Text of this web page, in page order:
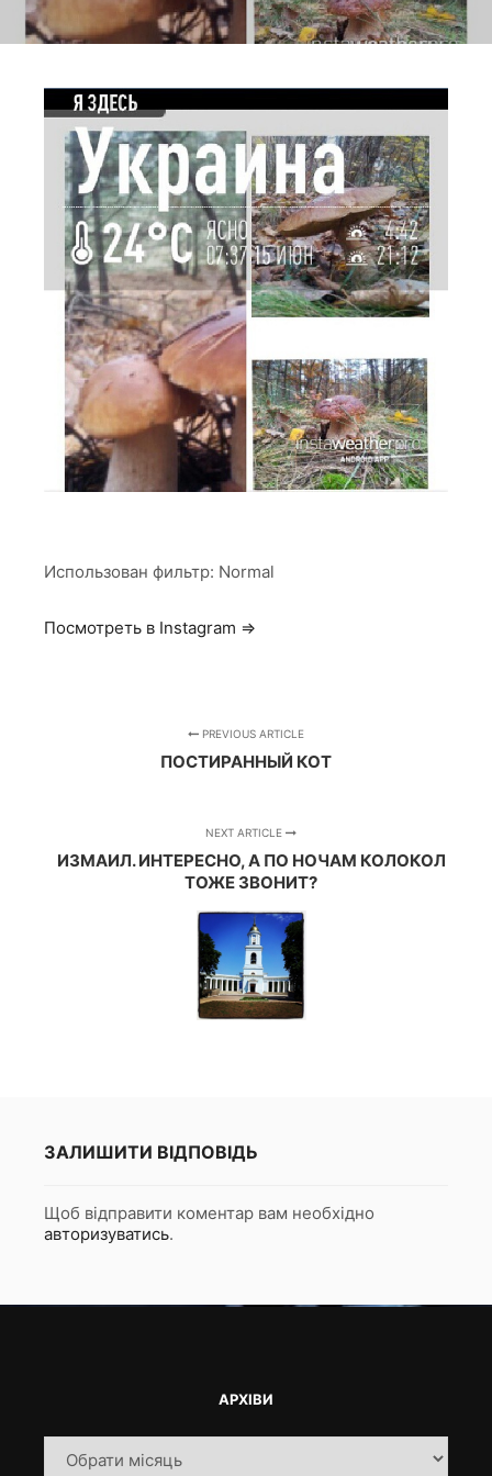
Использован фильтр: Normal
Посмотреть в Instagram ⇒
PREVIOUS ARTICLE
ПОСТИРАННЫЙ КОТ
NEXT ARTICLE
ИЗМАИЛ. ИНТЕРЕСНО, А ПО НОЧАМ КОЛОКОЛ
ТОЖЕ ЗВОНИТ?
ЗАЛИШИТИ ВІДПОВІДЬ
Щоб відправити коментар вам необхідно
авторизуватись.
АРХІВИ
Архіви